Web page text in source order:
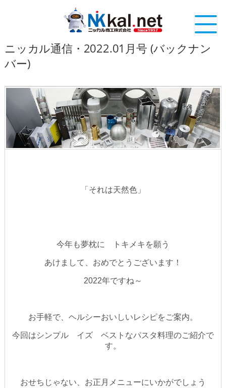
ニッカル通信・2022.01月号 (バックナン
バー)
「それは天然色」
今年も夢枕に トキメキを願う
あけまして、おめでとうございます！
2022年ですね～
お手軽で、ヘルシーおいしいレシピをご案内。
今回はシンプル イズ ベストなパスタ料理のご紹介で
す。
おせちじゃない、お正月メニューにいかがでしょう